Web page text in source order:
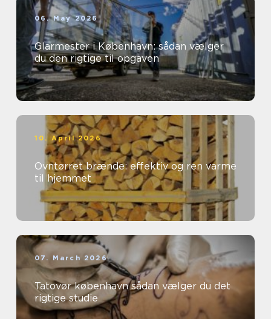
06. May 2026
Glarmester i København: sådan vælger
du den rigtige til opgaven
10. April 2026
Ovntørret brænde: effektiv og ren varme
til hjemmet
07. March 2026
Tatovør københavn sådan vælger du det
rigtige studie